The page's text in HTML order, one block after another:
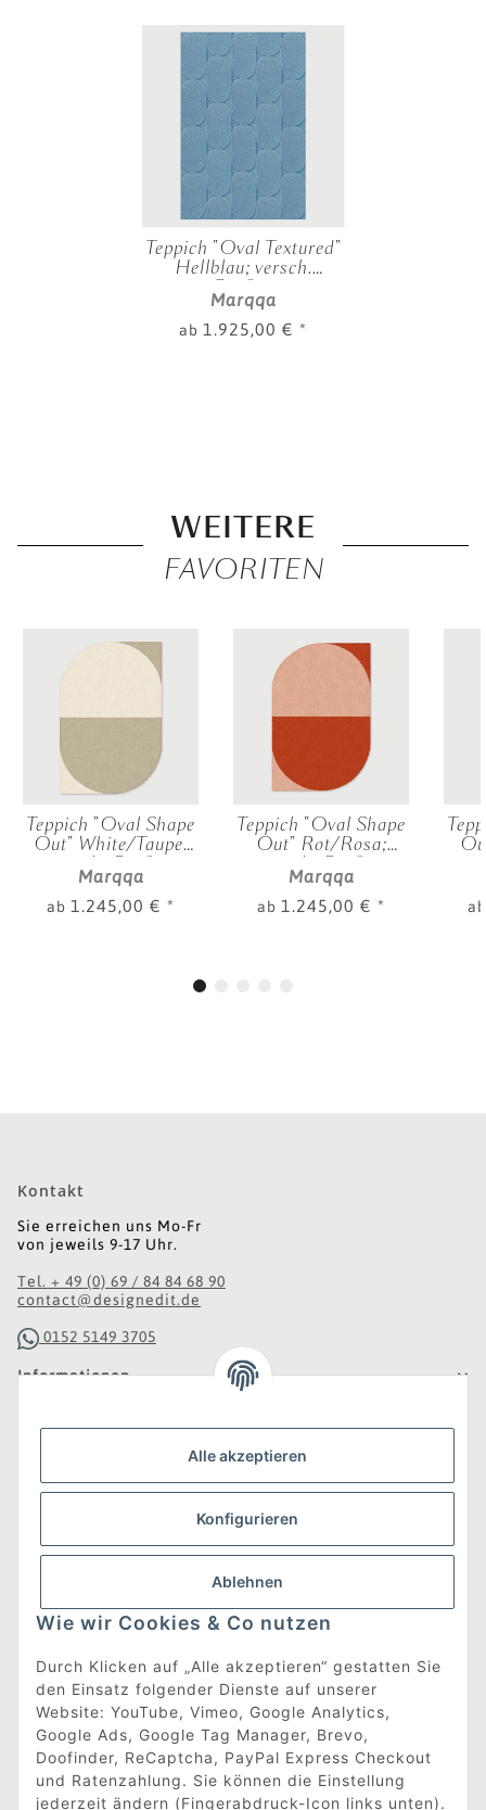
Alle akzeptieren
Konfigurieren
Ablehnen
Wie wir Cookies & Co nutzen
Durch Klicken auf „Alle akzeptieren“ gestatten Sie
den Einsatz folgender Dienste auf unserer
Website: YouTube, Vimeo, Google Analytics,
Google Ads, Google Tag Manager, Brevo,
Doofinder, ReCaptcha, PayPal Express Checkout
und Ratenzahlung. Sie können die Einstellung
jederzeit ändern (Fingerabdruck-Icon links unten).
Teppich "Oval Textured"
Hellblau; versch.
Größen
Marqqa
ab 1.925,00 € *
WEITERE
FAVORITEN
Teppich "Oval Shape
Out" White/Taupe;
versch. Größen
Marqqa
ab 1.245,00 € *
Teppich "Oval Shape
Out" Rot/Rosa;
versch. Größen
Marqqa
ab 1.245,00 € *
Kontakt
Sie erreichen uns Mo-Fr
von jeweils 9-17 Uhr.
Tel. + 49 (0) 69 / 84 84 68 90
contact@designedit.de
0152 5149 3705
Informationen
Gesetzliche Informationen
Was ist DesignEdit_?
Eine Online-Boutique für individuelles Design.
Ausgewählte Designer-Möbel und Accessoires, neue und
gebrauchte Designklassiker, die Entdeckung
unbekannter Manufakturen und Interior-Schätze aus
aller Welt sowie ein Blogazine mit jeder Menge
Inspiration.
Für alle, die nach dem Besonderen suchen!
[mehr erfahren]
Vertrag widerrufen